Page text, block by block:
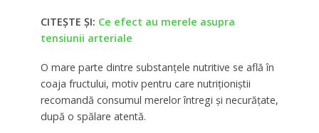
CITEȘTE ȘI: Ce efect au merele asupra
tensiunii arteriale
O mare parte dintre substanțele nutritive se află în
coaja fructului, motiv pentru care nutriționiștii
recomandă consumul merelor întregi și necurățate,
după o spălare atentă.